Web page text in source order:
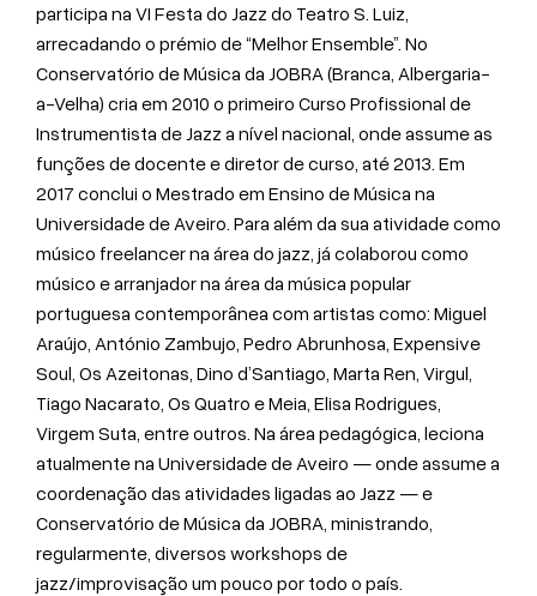
participa na VI Festa do Jazz do Teatro S. Luiz,
arrecadando o prémio de “Melhor Ensemble”. No
Conservatório de Música da JOBRA (Branca, Albergaria-
a-Velha) cria em 2010 o primeiro Curso Profissional de
Instrumentista de Jazz a nível nacional, onde assume as
funções de docente e diretor de curso, até 2013. Em
2017 conclui o Mestrado em Ensino de Música na
Universidade de Aveiro. Para além da sua atividade como
músico freelancer na área do jazz, já colaborou como
músico e arranjador na área da música popular
portuguesa contemporânea com artistas como: Miguel
Araújo, António Zambujo, Pedro Abrunhosa, Expensive
Soul, Os Azeitonas, Dino d’Santiago, Marta Ren, Virgul,
Tiago Nacarato, Os Quatro e Meia, Elisa Rodrigues,
Virgem Suta, entre outros. Na área pedagógica, leciona
atualmente na Universidade de Aveiro — onde assume a
coordenação das atividades ligadas ao Jazz — e
Conservatório de Música da JOBRA, ministrando,
regularmente, diversos workshops de
jazz/improvisação um pouco por todo o país.